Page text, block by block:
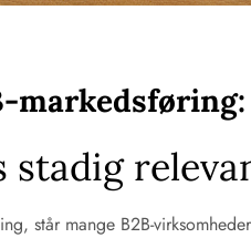
står mange B2B-